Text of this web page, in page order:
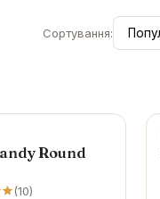
Сортування:
Round
(10)